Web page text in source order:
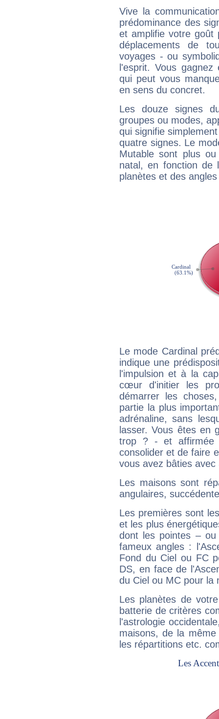
Vive la
prédominance des
et amplifie votre goût
déplacements de
voyages - ou
l'esprit. Vous
qui peut vous
en sens du concret.
Les douze signes
groupes ou modes,
qui signifie
quatre signes. Le
Mutable sont plus
natal, en fonction de
planètes et des
Le mode Cardinal
indique une
l'impulsion et à la
cœur d'initier les
démarrer les
partie la plus
adrénaline, sans
lasser. Vous êtes en
trop ? - et affirmée
consolider et de faire
vous avez bâties avec
Les maisons sont
angulaires,
Les premières sont
et les plus
dont les pointes –
fameux angles :
Fond du Ciel ou FC
DS, en face de
du Ciel ou MC pour la
Les planètes de
batterie de critères
l'astrologie
maisons, de la
les répartitions etc.